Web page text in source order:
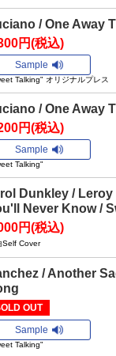
/ One Away
円(税込)
Sample
Talking" オリジナルプレス
/ One Away
円(税込)
Sample
Talking"
Dunkley /
Never Know /
円(税込)
Self Cover
/ Another
OUT
Sample
Talking"